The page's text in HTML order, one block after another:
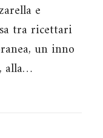
e
tra ricettari
un inno
alla…